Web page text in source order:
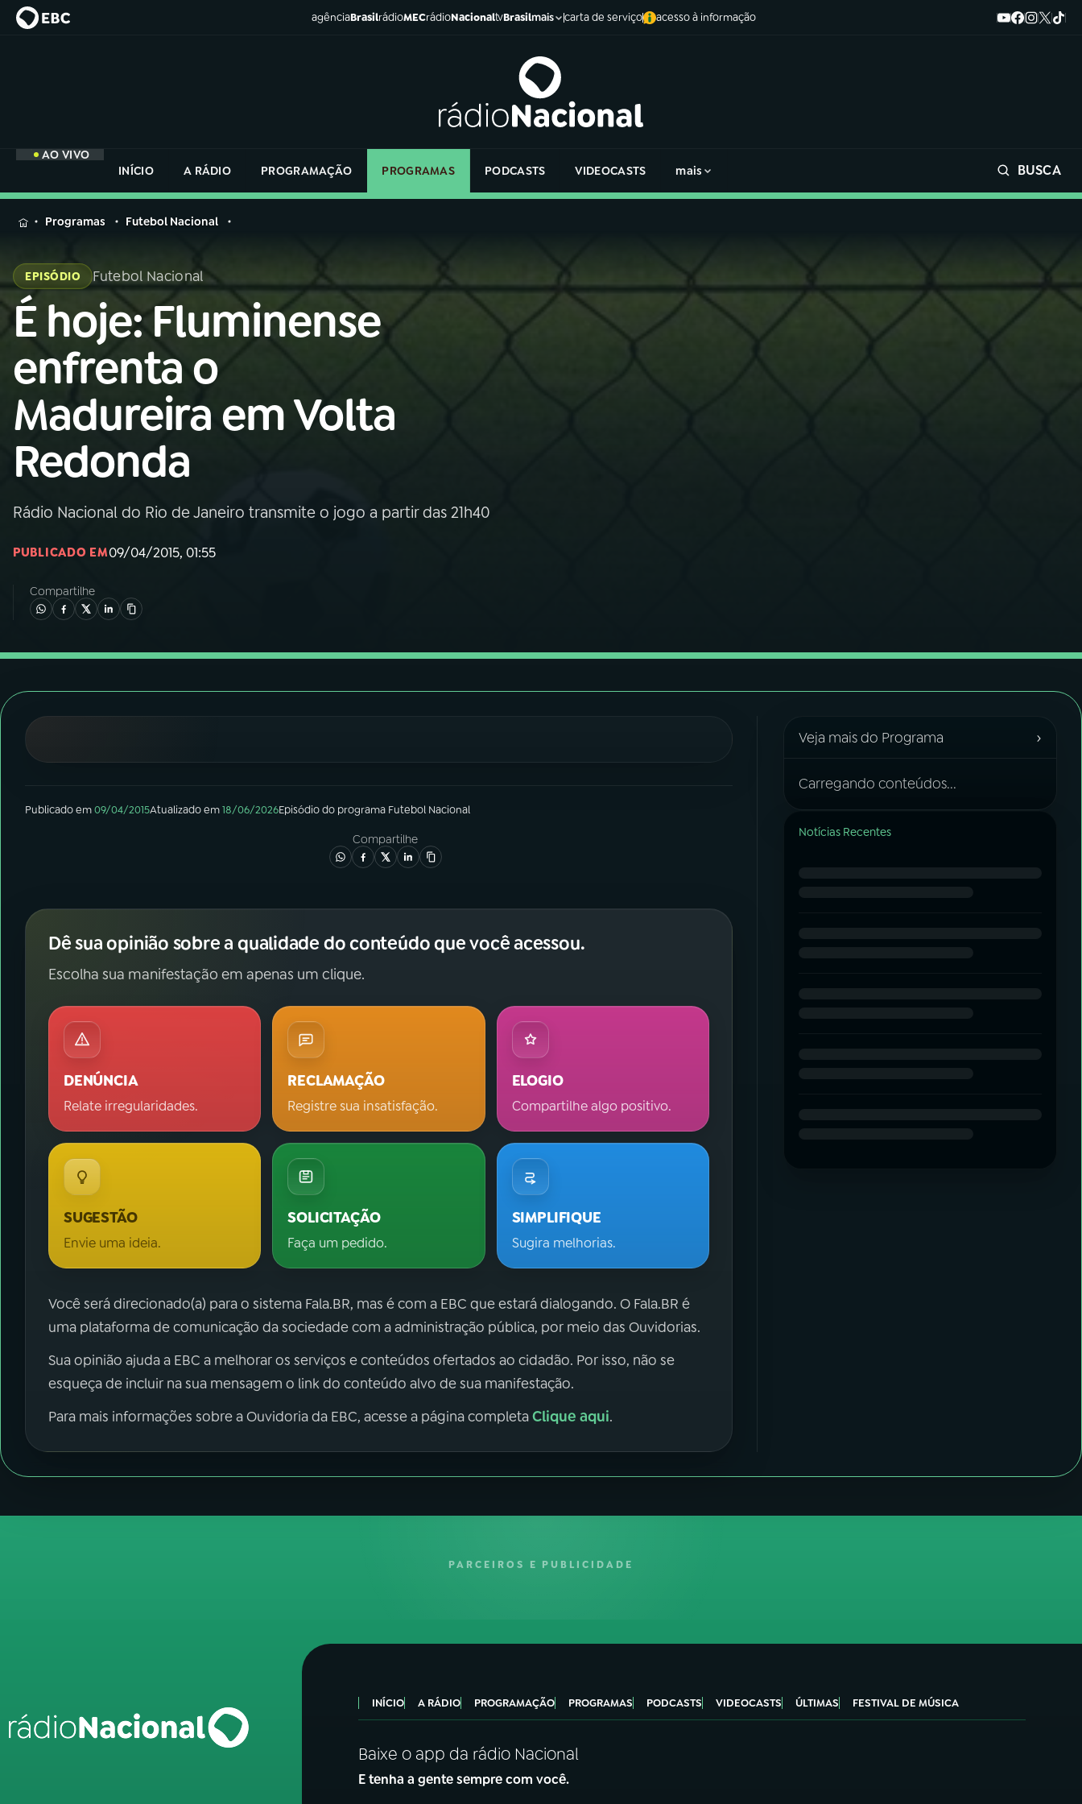
agênciaBrasilrádioMECrádioNacionaltvBrasilmais carta de serviço acesso à informação
AO VIVO
INÍCIO
A RÁDIO PROGRAMAÇÃO PROGRAMAS PODCASTS VIDEOCASTS mais BUSCA
MENU
Buscar
na
Rádio
Nacional
Buscar
AO VIVO
01INÍCIO
02A RÁDIO
03PROGRAMAÇÃO
05PODCASTS
TikTok
na
Rádio
Nacional
Programas Futebol Nacional
EPISÓDIO Futebol Nacional
É hoje: Fluminense
enfrenta o
Madureira em Volta
Redonda
Rádio Nacional do Rio de Janeiro transmite o jogo a partir das 21h40
PUBLICADO EM09/04/2015, 01:55
Compartilhe
Publicado em09/04/2015Atualizado em18/06/2026Episódiodo programa Futebol Nacional
Compartilhe
Dê sua opinião sobre a qualidade do conteúdo que você acessou.
Escolha sua manifestação em apenas um clique.
DENÚNCIA
Relate irregularidades.
RECLAMAÇÃO
Registre sua insatisfação.
ELOGIO
Compartilhe algo positivo.
SUGESTÃO
Envie uma ideia.
SOLICITAÇÃO
Faça um pedido.
SIMPLIFIQUE
Sugira melhorias.
Você será direcionado(a) para o sistema Fala.BR, mas é com a EBC que estará dialogando. O Fala.BR é
uma plataforma de comunicação da sociedade com a administração pública, por meio das Ouvidorias.
Sua opinião ajuda a EBC a melhorar os serviços e conteúdos ofertados ao cidadão. Por isso, não se
esqueça de incluir na sua mensagem o link do conteúdo alvo de sua manifestação.
Para mais informações sobre a Ouvidoria da EBC, acesse a página completaClique aqui.
Veja mais do Programa ›
Carregando conteúdos...
Notícias Recentes
PARCEIROS E PUBLICIDADE
INÍCIO A RÁDIO PROGRAMAÇÃO PROGRAMAS PODCASTS VIDEOCASTS ÚLTIMAS FESTIVAL DE MÚSICA
Baixe o app da rádio Nacional
E tenha a gente sempre com você.